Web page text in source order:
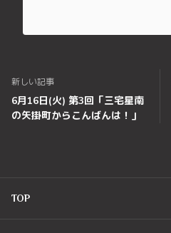
新しい記事
6月16日(火) 第3回「三宅星南
の矢掛町からこんばんは！」
TOP